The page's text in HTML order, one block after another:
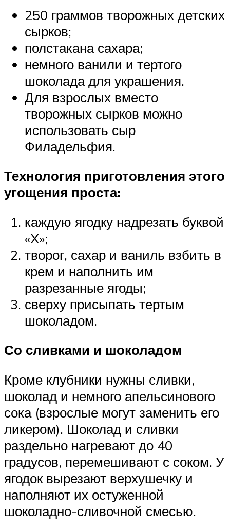
250 граммов творожных детских
сырков;
полстакана сахара;
немного ванили и тертого
шоколада для украшения.
Для взрослых вместо
творожных сырков можно
использовать сыр
Филадельфия.
Технология приготовления этого
угощения проста:
каждую ягодку надрезать буквой
«Х»;
творог, сахар и ваниль взбить в
крем и наполнить им
разрезанные ягоды;
сверху присыпать тертым
шоколадом.
Со сливками и шоколадом
Кроме клубники нужны сливки,
шоколад и немного апельсинового
сока (взрослые могут заменить его
ликером). Шоколад и сливки
раздельно нагревают до 40
градусов, перемешивают с соком. У
ягодок вырезают верхушечку и
наполняют их остуженной
шоколадно-сливочной смесью.